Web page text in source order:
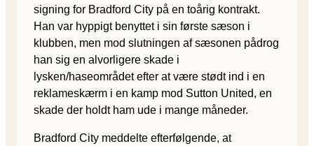
signing for Bradford City på en toårig kontrakt.
Han var hyppigt benyttet i sin første sæson i
klubben, men mod slutningen af sæsonen pådrog
han sig en alvorligere skade i
lysken/haseområdet efter at være stødt ind i en
reklameskærm i en kamp mod Sutton United, en
skade der holdt ham ude i mange måneder.
Bradford City meddelte efterfølgende, at